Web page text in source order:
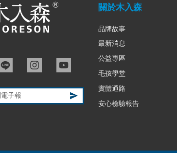
關於木入森
品牌故事
最新消息
公益專區
毛孩學堂
實體通路
安心檢驗報告